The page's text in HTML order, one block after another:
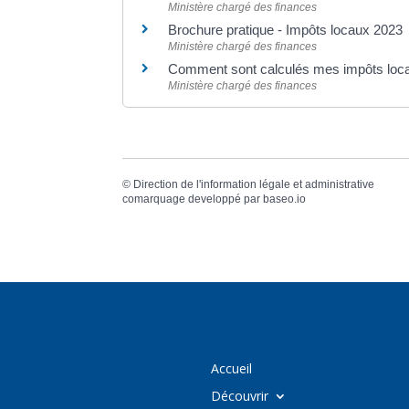
Ministère chargé des finances
Brochure pratique - Impôts locaux 2023
Ministère chargé des finances
Comment sont calculés mes impôts
Ministère chargé des finances
© Direction de l'information légale et administrative
comarquage developpé parbaseo.io
Accueil
Découvrir